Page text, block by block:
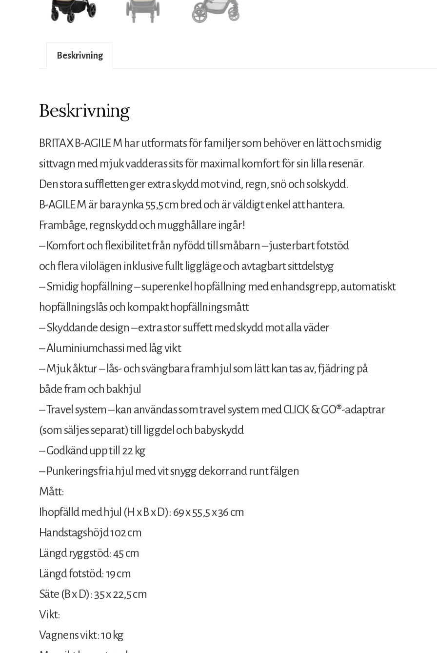
Beskrivning
Beskrivning
BRITAX B-AGILE M har utformats för familjer som behöver en lätt och smidig
sittvagn med mjuk vadderas sits för maximal komfort för sin lilla resenär.
Den stora suffletten ger extra skydd mot vind, regn, snö och solskydd.
B-AGILE M är bara ynka 55,5 cm bred och är väldigt enkel att hantera.
Frambåge, regnskydd och mugghållare ingår!
– Komfort och flexibilitet från nyfödd till småbarn – justerbart fotstöd
och flera vilolägen inklusive fullt liggläge och avtagbart sittdelstyg
– Smidig hopfällning – superenkel hopfällning med enhandsgrepp, automatiskt
hopfällningslås och kompakt hopfällningsmått
– Skyddande design – extra stor suffett med skydd mot alla väder
– Aluminiumchassi med låg vikt
– Mjuk åktur – lås- och svängbara framhjul som lätt kan tas av, fjädring på
både fram och bakhjul
– Travel system – kan användas som travel system med CLICK & GO®-adaptrar
(som säljes separat) till liggdel och babyskydd
– Godkänd upp till 22 kg
– Punkeringsfria hjul med vit snygg dekorrand runt fälgen
Mått:
Ihopfälld med hjul (H x B x D): 69 x 55,5 x 36 cm
Handstagshöjd 102 cm
Längd ryggstöd: 45 cm
Längd fotstöd: 19 cm
Säte (B x D): 35 x 22,5 cm
Vikt:
Vagnens vikt: 10 kg